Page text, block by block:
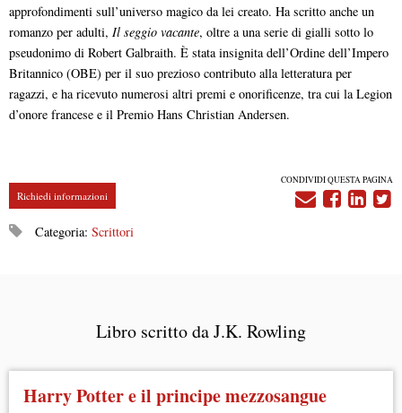
approfondimenti sull’universo magico da lei creato. Ha scritto anche un
romanzo per adulti, Il seggio vacante, oltre a una serie di gialli sotto lo
pseudonimo di Robert Galbraith. È stata insignita dell’Ordine dell’Impero
Britannico (OBE) per il suo prezioso contributo alla letteratura per
ragazzi, e ha ricevuto numerosi altri premi e onorificenze, tra cui la Legion
d’onore francese e il Premio Hans Christian Andersen.
Richiedi informazioni
CONDIVIDI QUESTA PAGINA
Categoria: Scrittori
Libro scritto da J.K. Rowling
Harry Potter e il principe mezzosangue